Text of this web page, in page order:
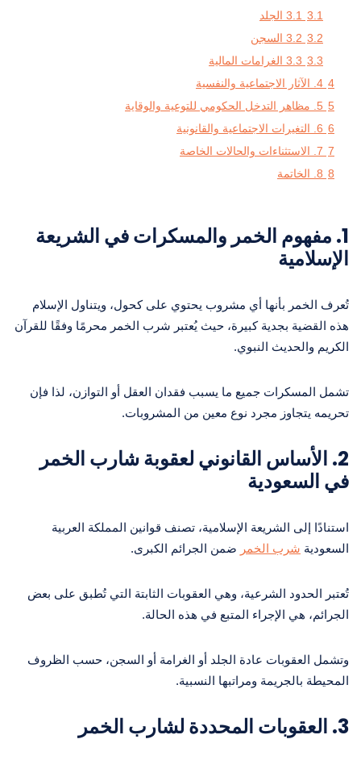
3.1 3.1 الجلد
3.2 3.2 السجن
3.3 3.3 الغرامات المالية
4 4. الآثار الاجتماعية والنفسية
5 5. مظاهر التدخل الحكومي للتوعية والوقاية
6 6. التغيرات الاجتماعية والقانونية
7 7. الاستثناءات والحالات الخاصة
8 8. الخاتمة
1. مفهوم الخمر والمسكرات في الشريعة
الإسلامية
تُعرف الخمر بأنها أي مشروب يحتوي على كحول، ويتناول الإسلام
هذه القضية بجدية كبيرة، حيث يُعتبر شرب الخمر محرمًا وفقًا للقرآن
الكريم والحديث النبوي.
تشمل المسكرات جميع ما يسبب فقدان العقل أو التوازن، لذا فإن
تحريمه يتجاوز مجرد نوع معين من المشروبات.
2. الأساس القانوني لعقوبة شارب الخمر
في السعودية
استنادًا إلى الشريعة الإسلامية، تصنف قوانين المملكة العربية
السعودية شرب الخمر ضمن الجرائم الكبرى.
تُعتبر الحدود الشرعية، وهي العقوبات الثابتة التي تُطبق على بعض
الجرائم، هي الإجراء المتبع في هذه الحالة.
وتشمل العقوبات عادة الجلد أو الغرامة أو السجن، حسب الظروف
المحيطة بالجريمة ومراتبها النسبية.
3. العقوبات المحددة لشارب الخمر